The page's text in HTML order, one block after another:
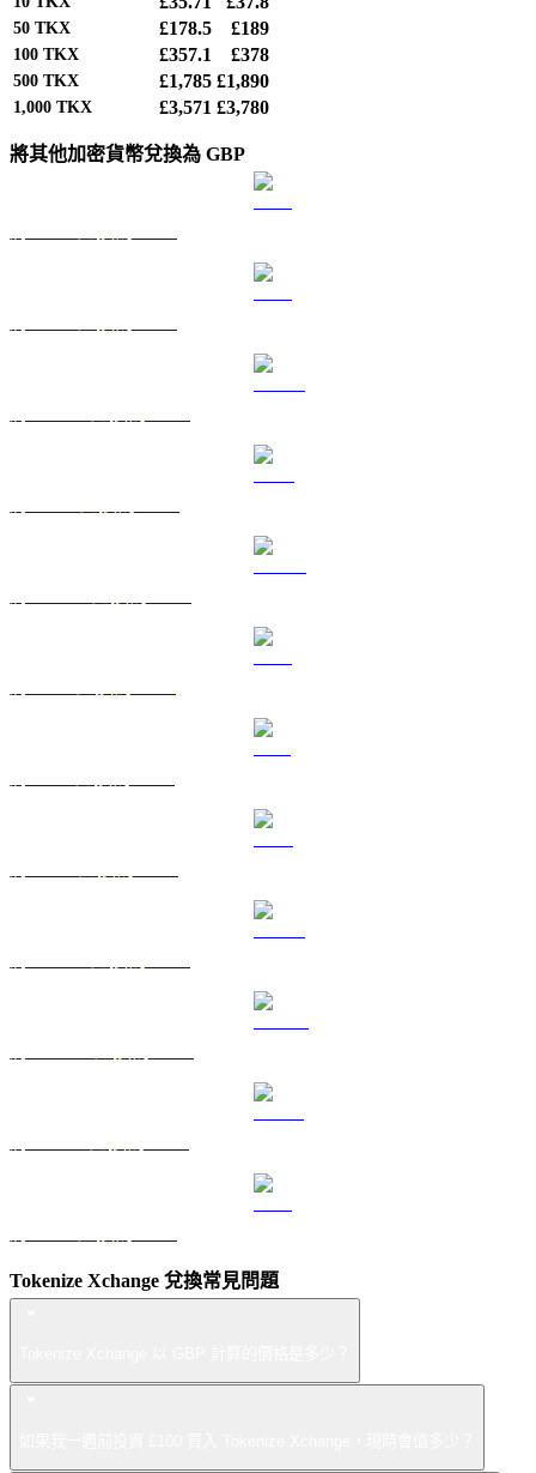
50 TKX £178.5 £189
100 TKX £357.1 £378
500 TKX £1,785 £1,890
1,000 TKX £3,571 £3,780
將其他加密貨幣兌換為 GBP
Tokenize Xchange 兌換常見問題